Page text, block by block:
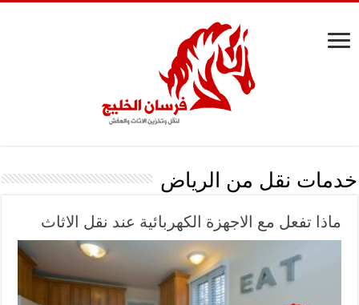
خدمات نقل من الرياض
ماذا تفعل مع الاجهزة الكهربائية عند نقل الاثاث